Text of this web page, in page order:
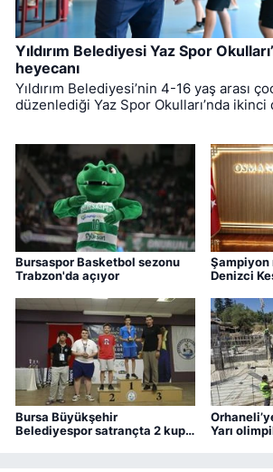
Yıldırım Belediyesi Yaz Spor
heyecanı
Yıldırım Belediyesi’nin 4-16 yaş arası
düzenlediği Yaz Spor Okulları’nda ikinci
Bursaspor Basketbol sezonu
Trabzon'da açıyor
Şampiyon
Denizci
Bursa Büyükşehir
Belediyespor satrançta 2 kupa
Yarı